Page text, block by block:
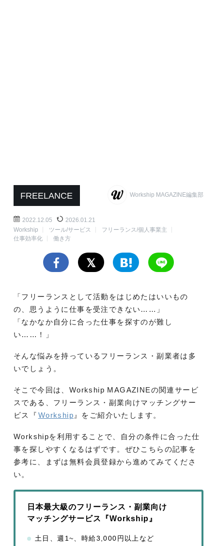
FREELANCE Workship MAGAZINE編集部
2022.12.05
2026.01.21
Workship
ツール/サービス
フリーランス/個人事業主
仕事効率化
働き方
「フリーランスとして活動をはじめたはいいもの
の、思うように仕事を受注できない……」
「なかなか自分に合った仕事を探すのが難し
い……！」
そんな悩みを持っているフリーランス・副業者は多
いでしょう。
そこで今回は、Workship MAGAZINEの関連サービ
スである、フリーランス・副業向けマッチングサー
ビス『 Workship 』をご紹介いたします。
Workshipを利用することで、自分の条件に合った仕
事を探しやすくなるはずです。ぜひこちらの記事を
参考に、まずは無料会員登録から進めてみてくださ
い。
日本最大級のフリーランス・副業向け
マッチングサービス『Workship』
土日、週1~、時給3,000円以上など